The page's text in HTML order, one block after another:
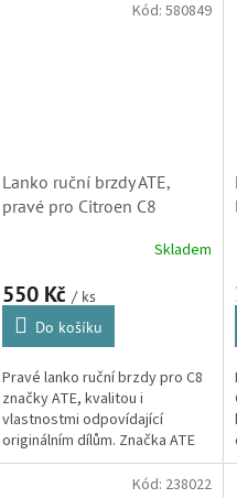
Lanko ruční brzdy ATE,
pravé pro Citroen C8
4745Y6, 4745Y7,SK)Skladem
550 Kč / ks
Do košíku
Pravé lanko ruční brzdy pro C8
značky ATE, kvalitou i
vlastnostmi odpovídající
originálním dílům. Značka ATE
patří mezi přední výrobce
brzdových komponent.
Kód: 580849
Kód: 238022